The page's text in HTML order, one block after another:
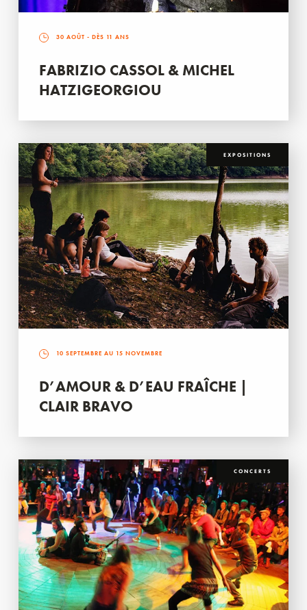
30 AOÛT - DÈS 11 ANS
FABRIZIO CASSOL & MICHEL
HATZIGEORGIOU
EXPOSITIONS
10 SEPTEMBRE AU 15 NOVEMBRE
D’AMOUR & D’EAU FRAÎCHE |
CLAIR BRAVO
CONCERTS